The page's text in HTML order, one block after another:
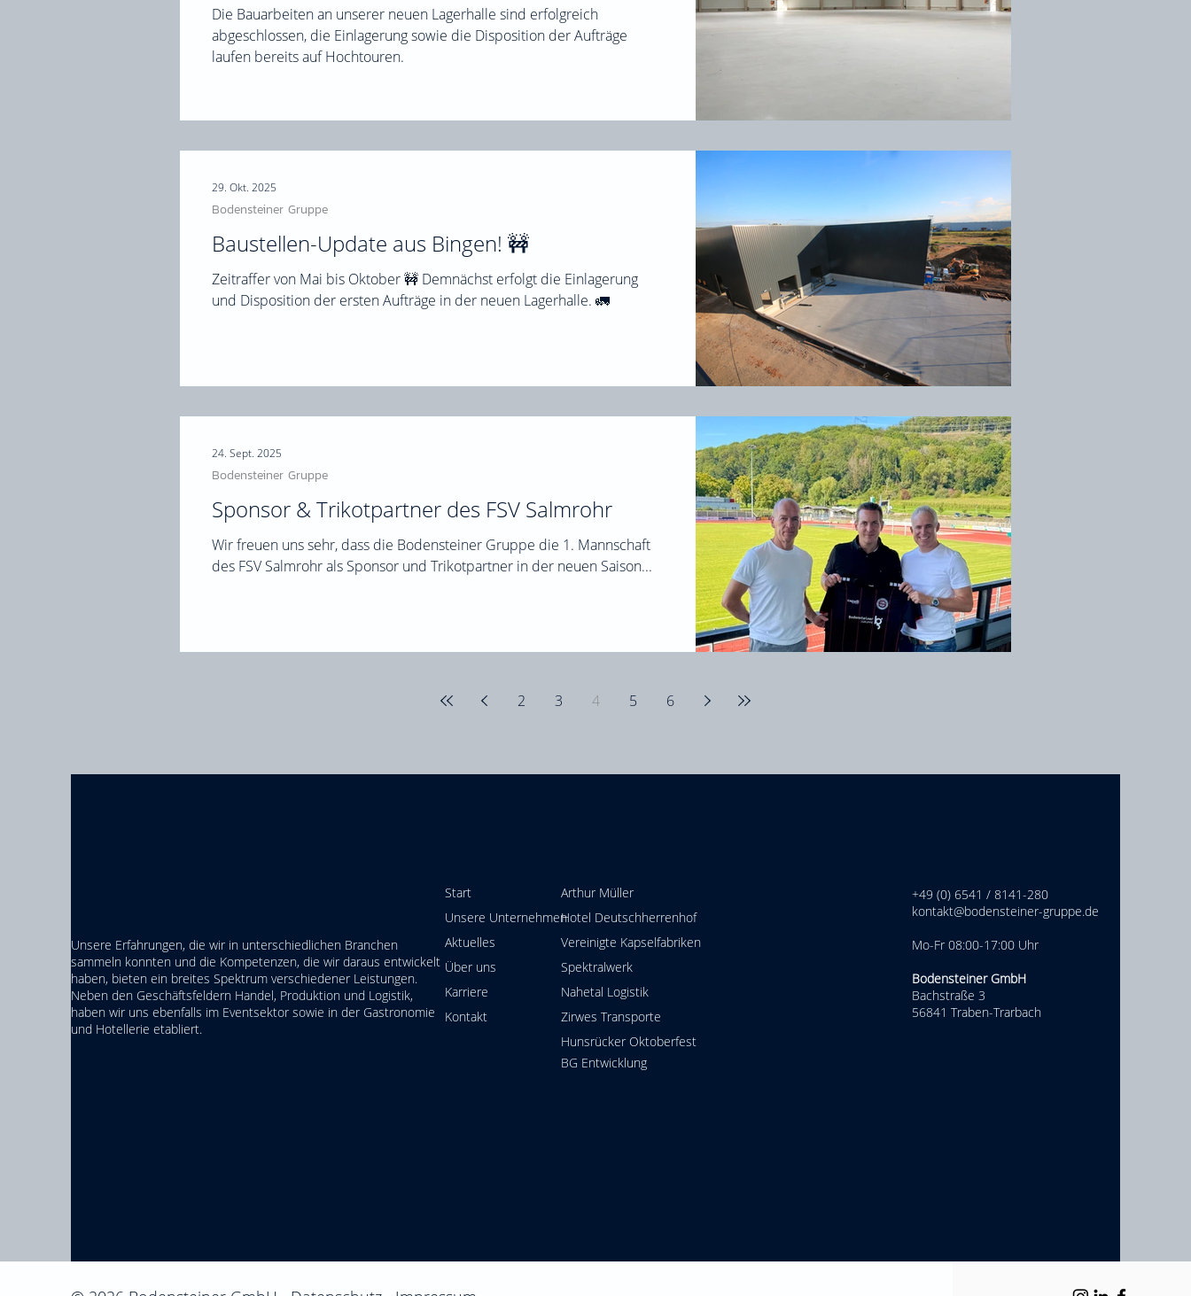
Die Bauarbeiten an unserer neuen Lagerhalle sind erfolgreich
abgeschlossen, die Einlagerung sowie die Disposition der Aufträge
laufen bereits auf Hochtouren.
Baustellen-Update aus Bingen! 🚧
Zeitraffer von Mai bis Oktober 🚧 Demnächst erfolgt die Einlagerung
und Disposition der ersten Aufträge in der neuen Lagerhalle. 🚛
Bodensteiner Gruppe
29. Okt. 2025
Sponsor & Trikotpartner des FSV Salmrohr
Wir freuen uns sehr, dass die Bodensteiner Gruppe die 1. Mannschaft
des FSV Salmrohr als Sponsor und Trikotpartner in der neuen Saison...
Bodensteiner Gruppe
24. Sept. 2025
2 3 4 5 6
Unsere Erfahrungen, die wir in unterschiedlichen Branchen
sammeln konnten und die Kompetenzen, die wir daraus entwickelt
haben, bieten ein breites Spektrum verschiedener Leistungen.
Neben den Geschäftsfeldern Handel, Produktion und Logistik,
haben wir uns ebenfalls im Eventsektor sowie in der Gastronomie
und Hotellerie etabliert.
Start
Unsere Unternehmen
Aktuelles
Über uns
Karriere
Kontakt
Arthur Müller
Hotel Deutschherrenhof
Vereinigte Kapselfabriken
Spektralwerk
Nahetal Logistik
Zirwes Transporte
Hunsrücker Oktoberfest
BG Entwicklung
+49 (0) 6541 / 8141-280
kontakt@bodensteiner-gruppe.de
Mo-Fr 08:00-17:00 Uhr
Bodensteiner GmbH
Bachstraße 3
56841 Traben-Trarbach